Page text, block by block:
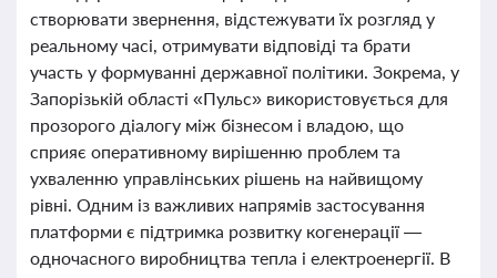
створювати звернення, відстежувати їх розгляд у
реальному часі, отримувати відповіді та брати
участь у формуванні державної політики. Зокрема, у
Запорізькій області «Пульс» використовується для
прозорого діалогу між бізнесом і владою, що
сприяє оперативному вирішенню проблем та
ухваленню управлінських рішень на найвищому
рівні. Одним із важливих напрямів застосування
платформи є підтримка розвитку когенерації —
одночасного виробництва тепла і електроенергії. В